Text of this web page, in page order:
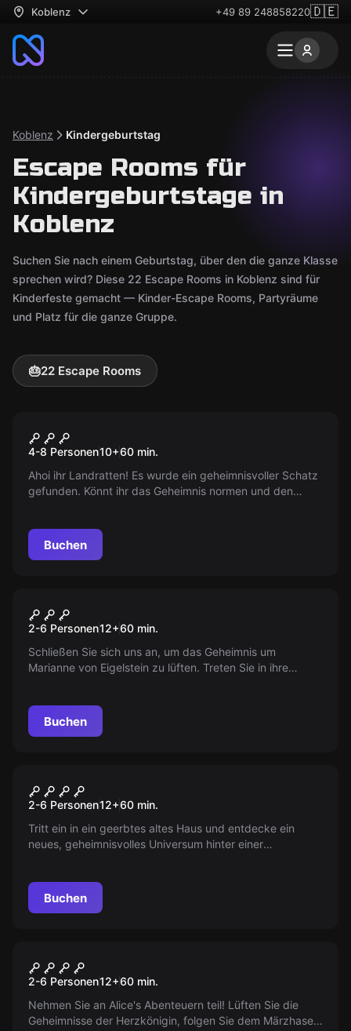
Koblenz +49 89 248858220🇩🇪
Koblenz Kindergeburtstag
Escape Rooms für
Kindergeburtstage in
Koblenz
Suchen Sie nach einem Geburtstag, über den die ganze Klasse
sprechen wird? Diese 22 Escape Rooms in Koblenz sind für
Kinderfeste gemacht — Kinder-Escape Rooms, Partyräume
und Platz für die ganze Gruppe.
🎂22 Escape Rooms
Anne Bonnys Schatz
4-8 Personen10+60 min.
Ahoi ihr Landratten! Es wurde ein geheimnisvoller Schatz
gefunden. Könnt ihr das Geheimnis normen und den
Buchen
Geschichten einer
Schatzjägerin
2-6 Personen12+60 min.
Schließen Sie sich uns an, um das Geheimnis um
Marianne von Eigelstein zu lüften. Treten Sie in ihre
Fluch zu bannen?
Buchen
Escape the Worlds
2-6 Personen12+60 min.
Tritt ein in ein geerbtes altes Haus und entdecke ein
neues, geheimnisvolles Universum hinter einer
Buchen
Alice im Wunderland
2-6 Personen12+60 min.
Nehmen Sie an Alice's Abenteuern teil! Lüften Sie die
Geheimnisse der Herzkönigin, folgen Sie dem Märzhasen,